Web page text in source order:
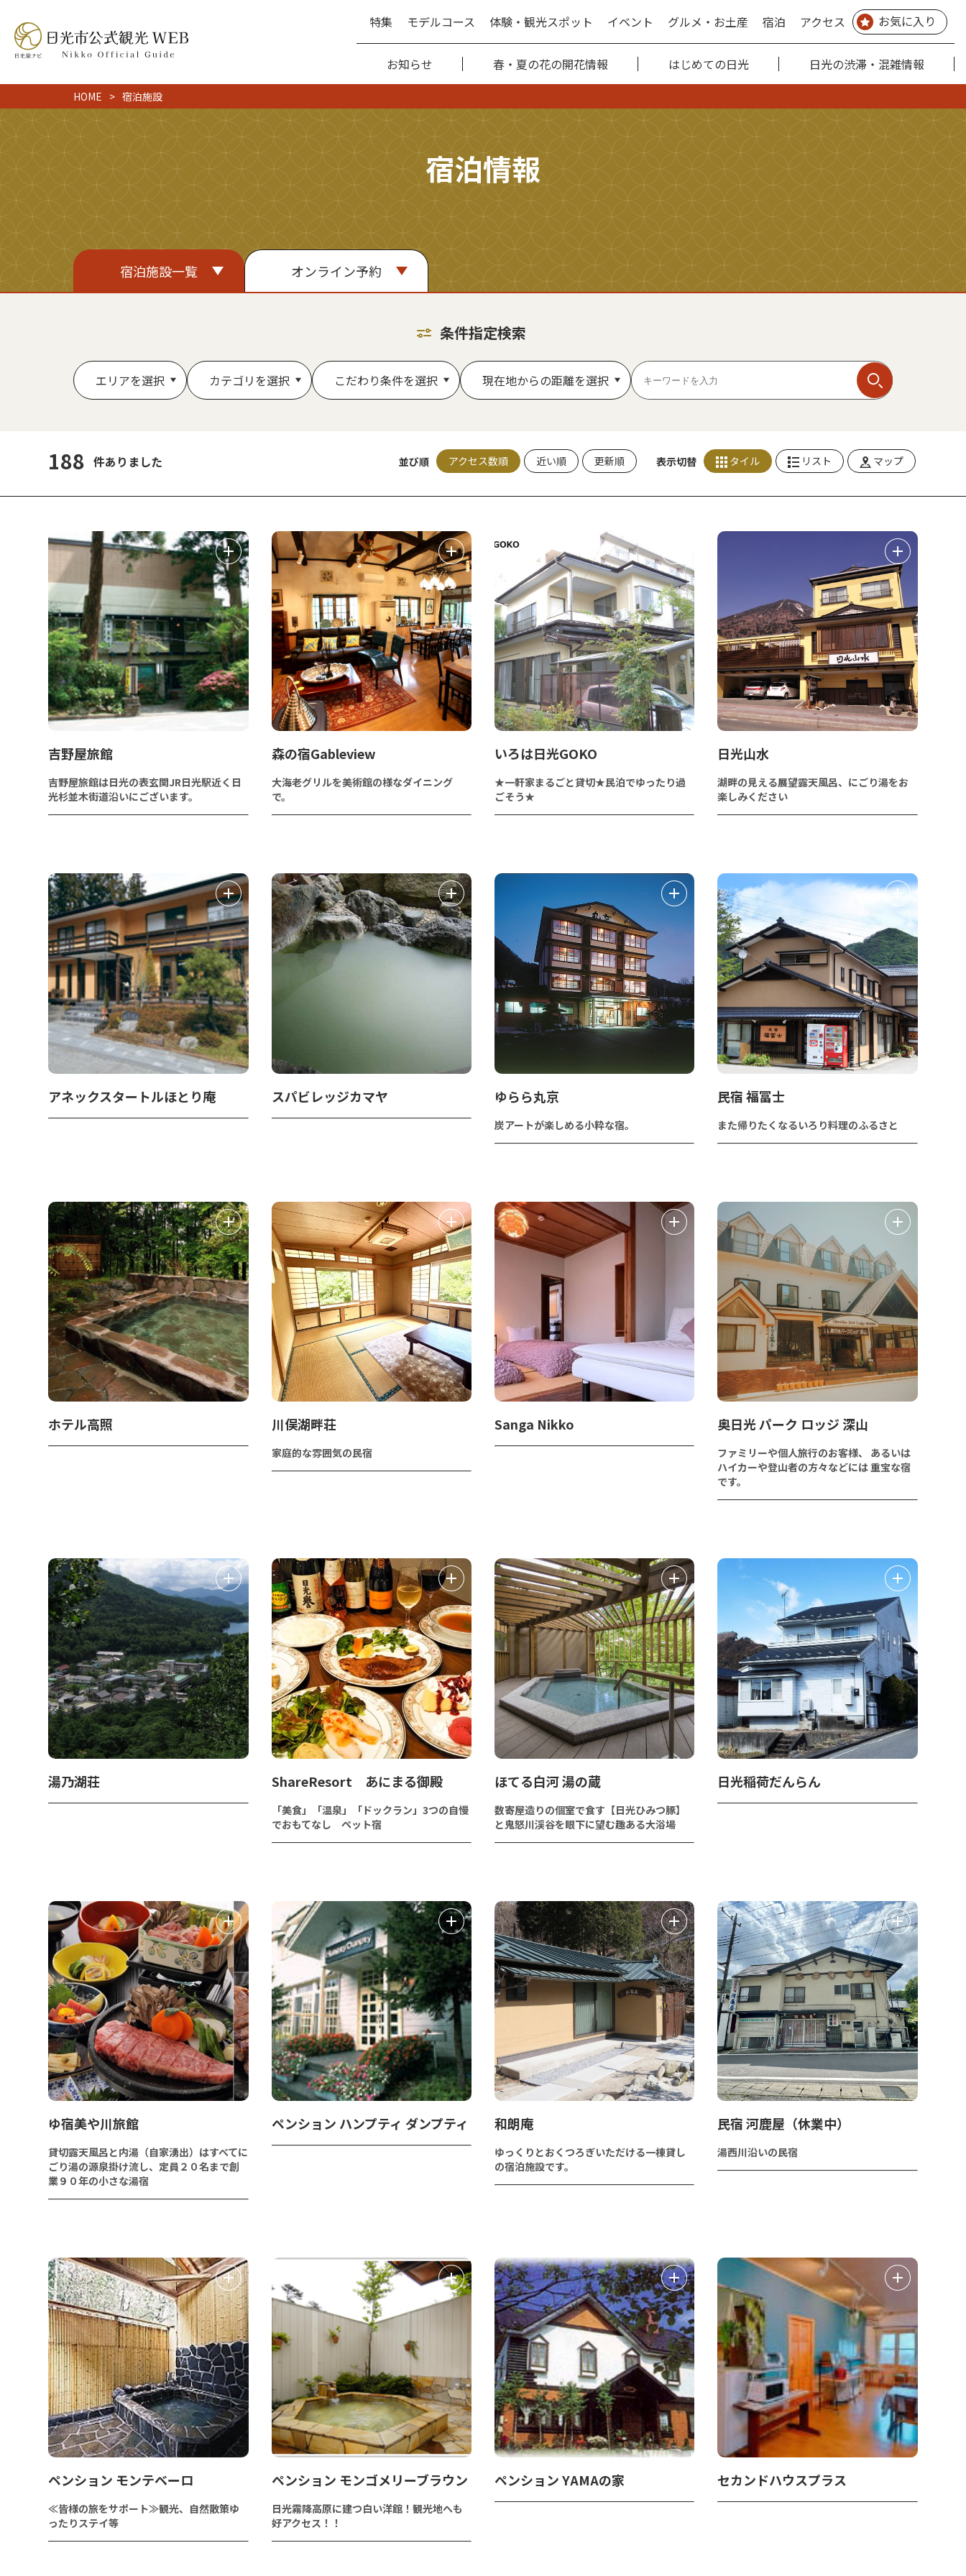
特集 モデルコース 体験・観光スポット イベント グルメ・お土産 宿泊 アクセス お気に入り
お知らせ 春・夏の花の開花情報 はじめての日光 日光の渋滞・混雑情報
HOME 宿泊施設
宿泊情報
宿泊施設一覧 オンライン予約
条件指定検索
エリアを選択 カテゴリを選択 こだわり条件を選択 現在地からの距離を選択
188 件ありました 並び順 アクセス数順 近い順 更新順 表示切替 タイル リスト マップ
吉野屋旅館
吉野屋旅館は日光の表玄関JR日光駅近く日
光杉並木街道沿いにございます。
森の宿Gableview
大海老グリルを美術館の様なダイニング
で。
いろは日光GOKO
★一軒家まるごと貸切★民泊でゆったり過
ごそう★
日光山水
湖畔の見える展望露天風呂、にごり湯をお
楽しみください
アネックスタートルほとり庵 スパビレッジカマヤ ゆらら丸京
炭アートが楽しめる小粋な宿。
民宿 福冨士
また帰りたくなるいろり料理のふるさと
ホテル高照 川俣湖畔荘
家庭的な雰囲気の民宿
Sanga Nikko 奥日光 パーク ロッジ 深山
ファミリーや個人旅行のお客様、 あるいは
ハイカーや登山者の方々などには 重宝な宿
です。
湯乃湖荘 ShareResort あにまる御殿
「美食」「温泉」「ドックラン」3つの自慢
でおもてなし ペット宿
ほてる白河 湯の蔵
数寄屋造りの個室で食す【日光ひみつ豚】
と鬼怒川渓谷を眼下に望む趣ある大浴場
日光稲荷だんらん
ゆ宿美や川旅館
貸切露天風呂と内湯（自家湧出）はすべてに
ごり湯の源泉掛け流し、定員２０名まで創
業９０年の小さな湯宿
ペンション ハンプティ ダンプティ 和朗庵
ゆっくりとおくつろぎいただける一棟貸し
の宿泊施設です。
民宿 河鹿屋（休業中）
湯西川沿いの民宿
ペンション モンテベーロ
≪皆様の旅をサポート≫観光、自然散策ゆ
ったりステイ等
ペンション モンゴメリーブラウン
日光霧降高原に建つ白い洋館！観光地へも
好アクセス！！
ペンション YAMAの家 セカンドハウスプラス